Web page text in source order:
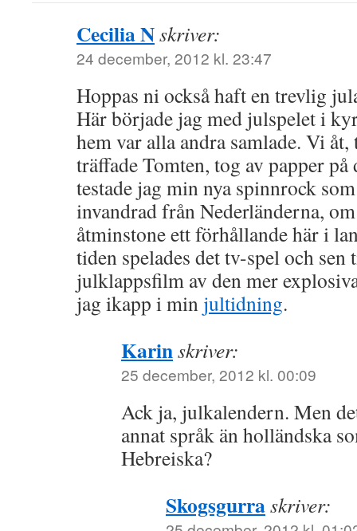
Cecilia Nskriver:
24 december, 2012 kl. 23:47
Hoppas ni också haft en trevlig
Här började jag med julspelet i
hem var alla andra samlade. Vi
träffade Tomten, tog av papper på
testade jag min nya spinnrock
invandrad från Nederländerna,
åtminstone ett förhållande här i
tiden spelades det tv-spel och sen
julklappsfilm av den mer
jag ikapp i min jultidning.
Karinskriver:
25 december, 2012 kl. 00:09
Ack ja, julkalendern. Men
annat språk än holländska
Hebreiska?
Skogsgurraskriver: